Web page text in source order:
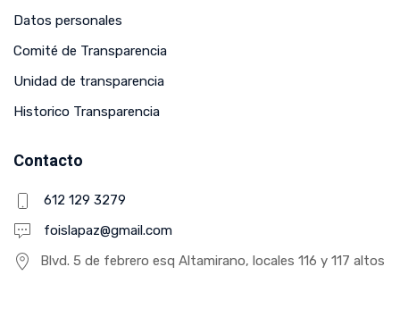
Datos personales
Comité de Transparencia
Unidad de transparencia
Historico Transparencia
Contacto
612 129 3279
foislapaz@gmail.com
Blvd. 5 de febrero esq Altamirano, locales 116 y 117 altos